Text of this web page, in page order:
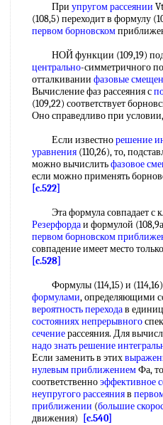
При упругом рассеянии
(108,5) переходит в формулу
первом борновском
НОЙ функции (109,19)
центрально-симметричного
отталкивании фазовые
Вычисление фаз рассеяния с
(109,22) соответствует
Оно справедливо при условии,
Если известнорешение
уравнения (110,26), то,
можно вычислитьфазовое
если можно применять
[c.522]
Эта формула совпадает с
Резерфордаи формулой
первом борновском
совпадение имеет место
[c.528]
Формулы (114,15) и (114,16)
формулами, определяющими
вероятность переходав
состояниях непрерывного
сечениерассеяния. Для
надо знатьрешение
Если заменить в этих
нулевым приближениемФа,
соответственноэффективное
неупругого рассеянияв
приближении (большие
движения)
[c.540]